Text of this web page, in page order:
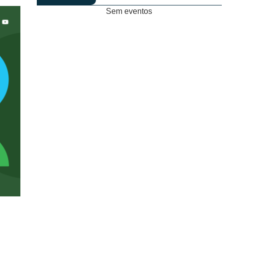
Sem eventos